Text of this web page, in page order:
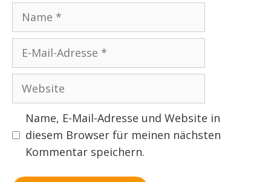
Name
Website
Name, E-Mail-Adresse und Website in
diesem Browser für meinen nächsten
Kommentar speichern.